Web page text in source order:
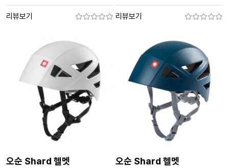
리뷰보기 리뷰보기
오순 Shard 헬멧
오순 Shard 헬멧